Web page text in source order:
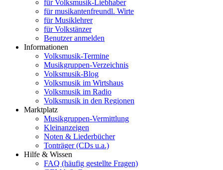
für Volksmusik-Liebhaber
für musikantenfreundl. Wirte
für Musiklehrer
für Volkstänzer
Benutzer anmelden
Informationen
Volksmusik-Termine
Musikgruppen-Verzeichnis
Volksmusik-Blog
Volksmusik im Wirtshaus
Volksmusik im Radio
Volksmusik in den Regionen
Marktplatz
Musikgruppen-Vermittlung
Kleinanzeigen
Noten & Liederbücher
Tonträger (CDs u.a.)
Hilfe & Wissen
FAQ (häufig gestellte Fragen)